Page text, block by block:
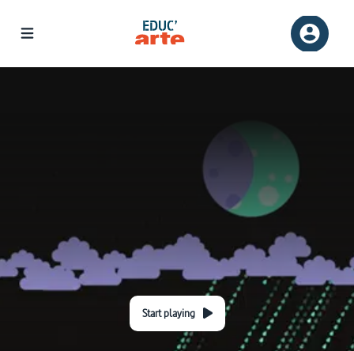
Start playing